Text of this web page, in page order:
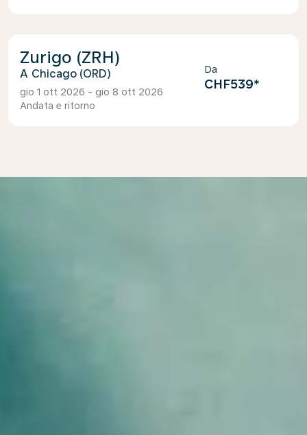
Zurigo (ZRH)
Chicago (ORD)
gio 1 ott 2026 - gio 8 ott 2026
Andata e ritorno
Da
CHF539*